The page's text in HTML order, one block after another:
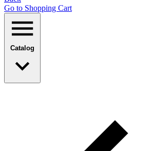
Go to Shopping Сart
Catalog